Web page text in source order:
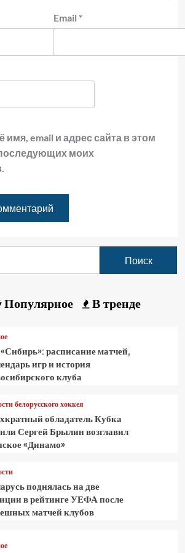
Email *
email и адрес сайта в этом
моих
Популярное В тренде
расписание матчей,
игр и история
клуба
белорусского хоккея
обладатель Кубка
Сергей Брылин возглавил
«Динамо»
поднялась на две
в рейтинге УЕФА после
матчей клубов